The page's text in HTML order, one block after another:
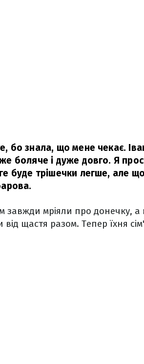
бо знала, що мене чекає.
боляче і дуже довго. Я
буде трішечки легше, але
завжди мріяли про донечку, а
щастя разом. Тепер їхня